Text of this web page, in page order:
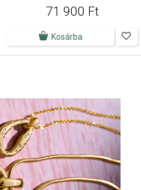
71 900 Ft
Kosárba